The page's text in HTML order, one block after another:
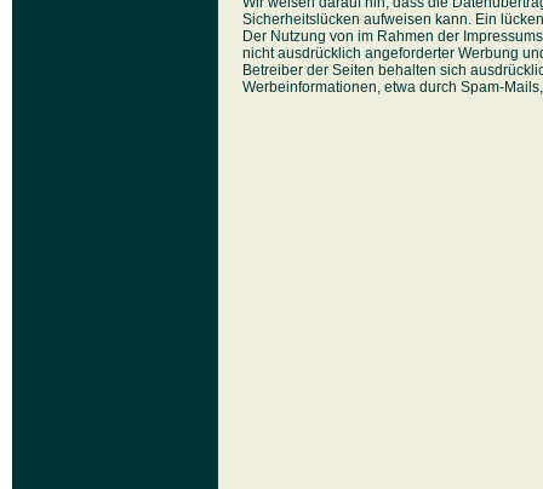
Sicherheitslücken aufweisen kann. Ein
Der Nutzung von im Rahmen der
nicht ausdrücklich angeforderter Werbung
Betreiber der Seiten behalten sich
Werbeinformationen, etwa durch Spam-